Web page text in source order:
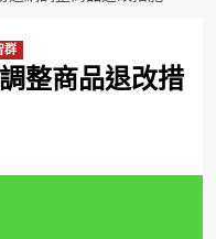
群
整商品退改措